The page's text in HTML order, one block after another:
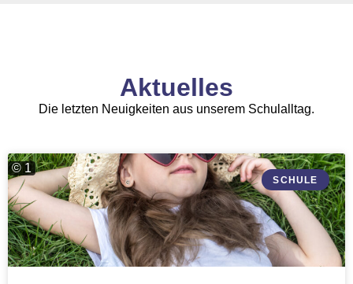
Aktuelles
Die letzten Neuigkeiten aus unserem Schulalltag.
© 1
SCHULE